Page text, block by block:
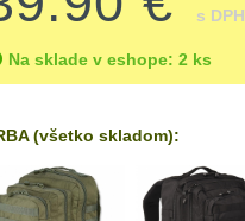
s DPH
Na sklade v eshope: 2 ks
(všetko skladom):